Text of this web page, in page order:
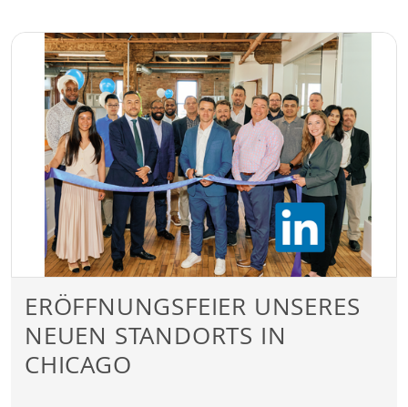
ERÖFFNUNGSFEIER UNSERES
NEUEN STANDORTS IN
CHICAGO